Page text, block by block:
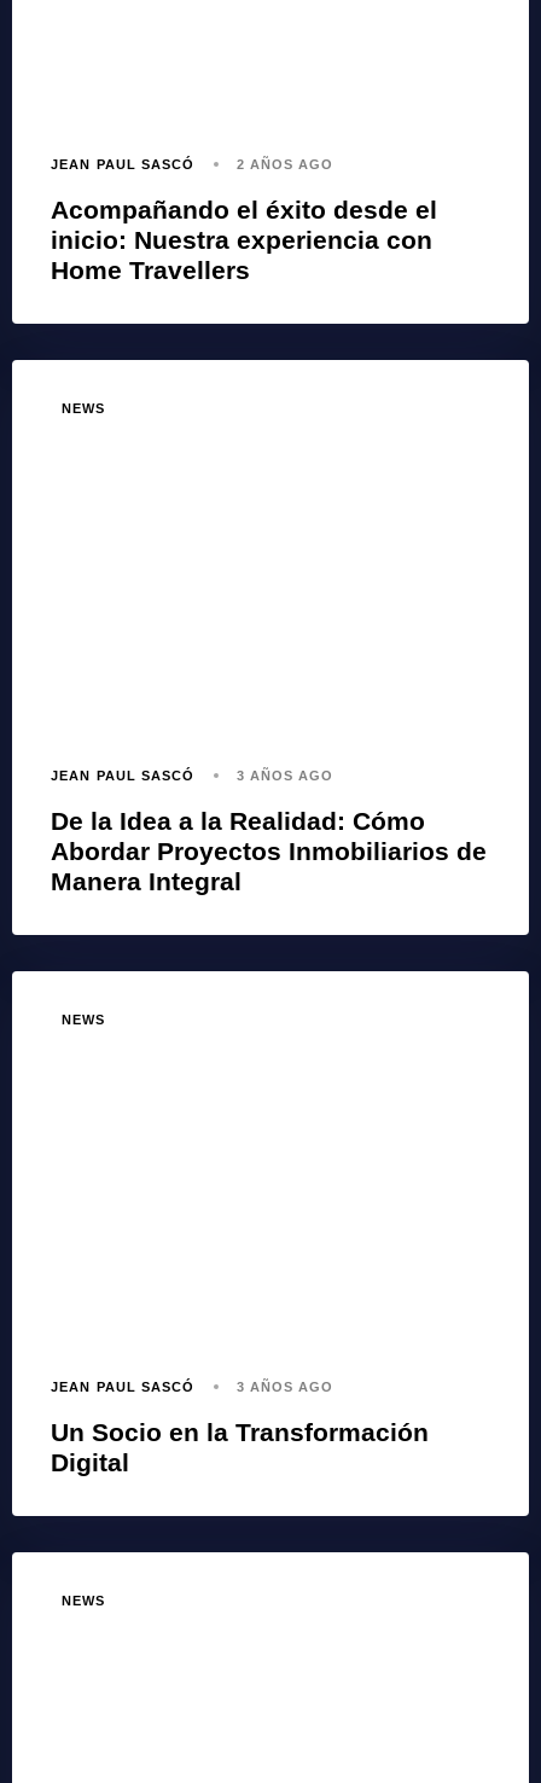
JEAN PAUL SASCÓ 2 AÑOS AGO
Acompañando el éxito desde el
inicio: Nuestra experiencia con
Home Travellers
NEWS
JEAN PAUL SASCÓ 3 AÑOS AGO
De la Idea a la Realidad: Cómo
Abordar Proyectos Inmobiliarios de
Manera Integral
NEWS
JEAN PAUL SASCÓ 3 AÑOS AGO
Un Socio en la Transformación
Digital
NEWS